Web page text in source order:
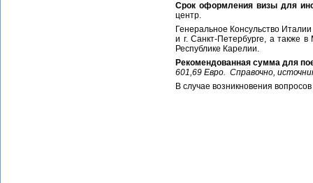
Срок оформления визы для
центр.
Генеральное Консульство
и г. Санкт-Петербурге, а также в
Республике Карелии.
Рекомендованная сумма для
601,69 Евро. Справочно,
В случае возникновения